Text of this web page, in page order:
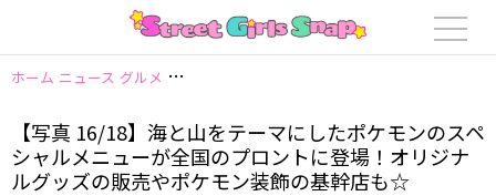
ホーム ニュース グルメ 【写真 16/18】海と山をテーマにしたポケモンの
【写真 16/18】海と山をテーマにしたポケモンのスペ
シャルメニューが全国のプロントに登場！オリジナ
ルグッズの販売やポケモン装飾の基幹店も☆